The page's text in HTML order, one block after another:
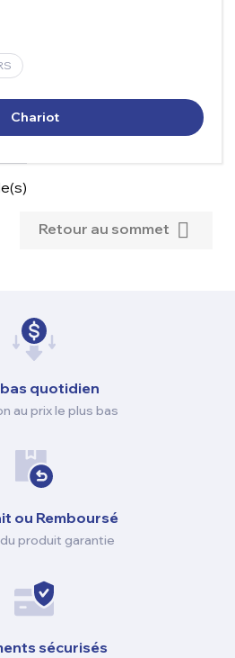
Chariot
Retour au sommet 
quotidien
au prix le plus bas
ou Remboursé
produit garantie
sécurisés